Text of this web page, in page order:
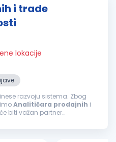
i trade
lokacije
razvoju sistema. Zbog
Analitičara prodajnih i
biti važan partner